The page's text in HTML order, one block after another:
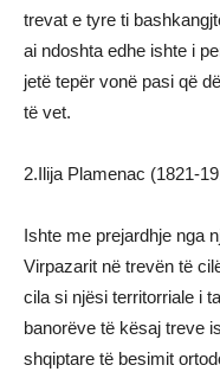
trevat e tyre ti
ai ndoshta edhe ishte i
jetë tepër vonë pasi që
të vet.
2.Ilija Plamenac (1821-
Ishte me prejardhje nga
Virpazarit në trevën të
cila si njësi territorriale i
banorëve të kësaj treve
shqiptare të besimit